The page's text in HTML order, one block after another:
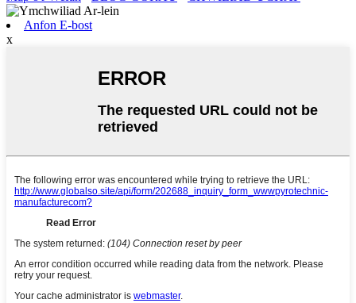
Anfon E-bost
x